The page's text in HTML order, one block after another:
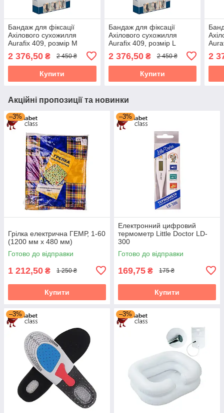
Бандаж для фіксації
Ахілового сухожилля
Aurafix 409, розмір M
2 376,50 ₴ 2 450 ₴
Купити
Бандаж для фіксації
Ахілового сухожилля
Aurafix 409, розмір L
2 376,50₴ 2 450 ₴
Купити
2
Акційні пропозиції та новинки
–3%
Грілка електрична ГЕМР, 1-60
(1200 мм х 480 мм)
Готово до відправки
1 212,50 ₴ 1 250 ₴
Купити
–3%
Електронний цифровий
термометр Little Doctor LD-
300
Готово до відправки
169,75 ₴ 175 ₴
Купити
–3% –3%